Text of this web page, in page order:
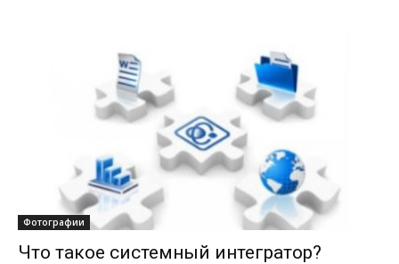
Фотографии
Что такое системный интегратор?